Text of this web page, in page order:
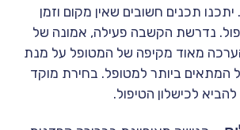
תכנים חשובים שאין מקום וזמן
נדרשת הקשבה פעילה, אמונה של
מאוד מקיפה של המטופל על מנת
המתאים ביותר למטופל. בחירת מוקד
לכישלון הטיפול.